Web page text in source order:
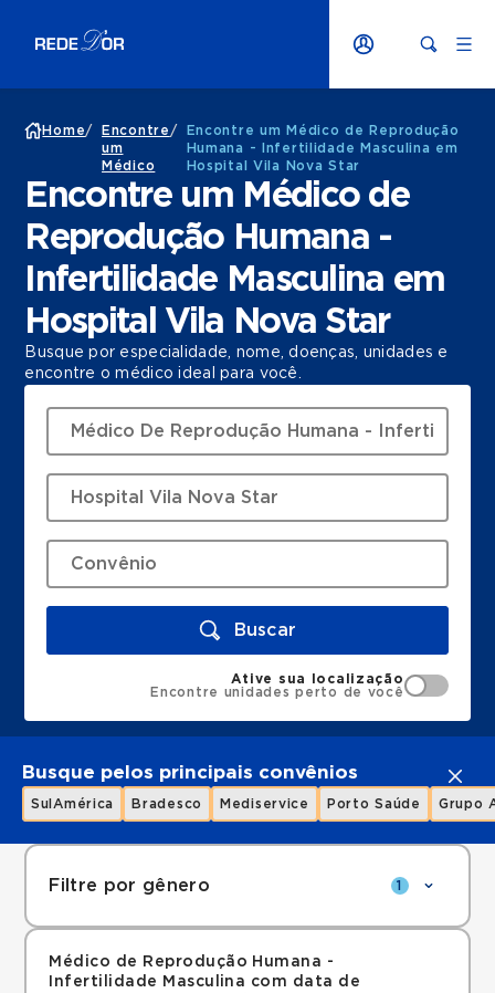
Home/
Encontre
um
Médico
/
Encontre um Médico de Reprodução
Humana - Infertilidade Masculina em
Hospital Vila Nova Star
Encontre um Médico de
Reprodução Humana -
Infertilidade Masculina em
Hospital Vila Nova Star
Busque por especialidade, nome, doenças, unidades e
encontre o médico ideal para você.
Buscar
Ative sua localização
Encontre unidades perto de você
Busque pelos principais convênios
SulAmérica Bradesco Mediservice Porto Saúde Grupo
Filtre por gênero 1
Médico de Reprodução Humana -
Infertilidade Masculina com data de